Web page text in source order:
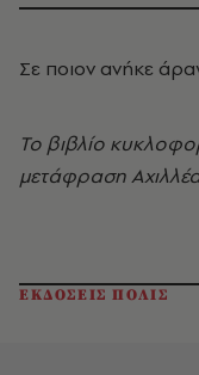
Σε ποιoν ανήκε
Το βιβλίο
μετάφραση
ΕΚΔΟΣΕΙΣ ΠΟΛΙΣ